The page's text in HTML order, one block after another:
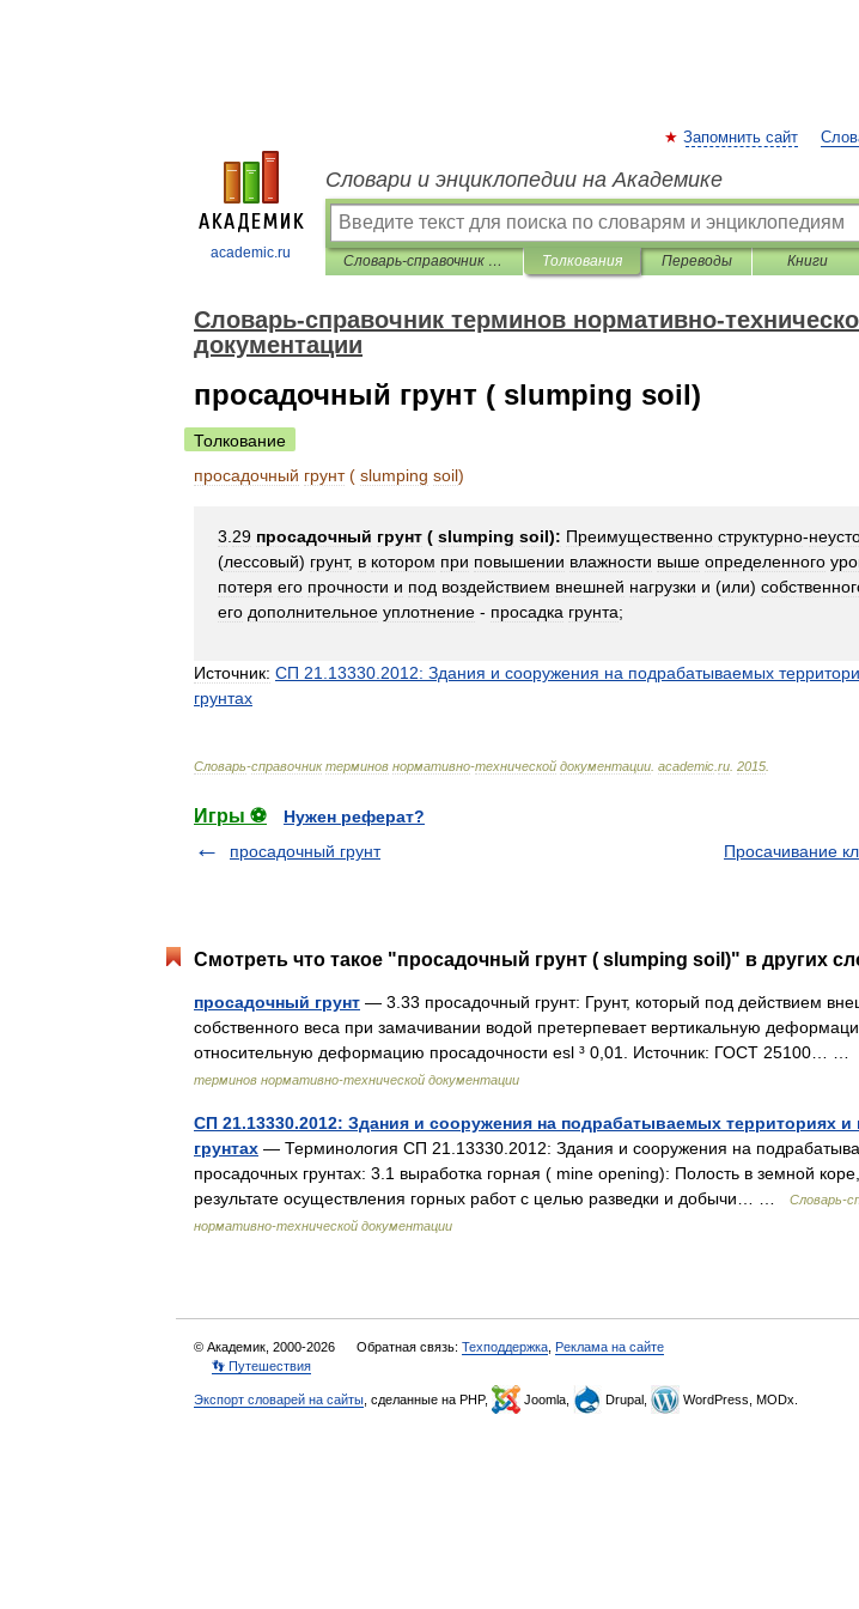
academic.ru
Запомнить сайт
Словари и энциклопедии на Академике
Словарь-справочник терминов нормативно-технической документации Толкования Переводы Книги
Словарь-справочник терминов нормативно-
документации
просадочный грунт ( slumping soil)
Толкование
просадочный грунт( slumping soil)
3 29 просадочный грунт ( slumping soil): Преимущественно структурно-
(лессовый) грунт, в котором при повышении влажности выше определенного
потеря его прочности и под воздействием внешней нагрузки и (или)
его дополнительное уплотнение - просадка грунта;
Источник: СП 21 13330 2012: Здания и сооружения на подрабатываемых
грунтах
Словарь-справочник терминов нормативно-технической документации academic ru 2015
Игры ⚽
Нужен реферат?
просадочный грунт
Просачивание
Смотреть что такое "просадочный грунт ( slumping soil)" в других
просадочный грунт — 3.33 просадочный грунт: Грунт, который под действием
собственного веса при замачивании водой претерпевает вертикальную
относительную деформацию просадочности esl ³ 0,01. Источник: ГОСТ 25100… …
терминов нормативно-технической документации
СП 21.13330.2012: Здания и сооружения на подрабатываемых территориях
грунтах — Терминология СП 21.13330.2012: Здания и сооружения на
просадочных грунтах: 3.1 выработка горная ( mine opening): Полость в земной
результате осуществления горных работ с целью разведки и добычи… …
Словарь-
нормативно-технической документации
© Академик, 2000-2026 Обратная связь: Техподдержка Реклама на сайте
👣 Путешествия
Экспорт словарей на сайты , сделанные на PHP, Joomla, Drupal, WordPress, MODx.